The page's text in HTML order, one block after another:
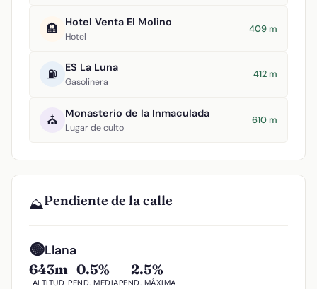
🏨 Hotel Venta El Molino
Hotel
409 m
⛽ ES La Luna
Gasolinera
412 m
⛪ Monasterio de la Inmaculada
Lugar de culto
610 m
⛰️Pendiente de la calle
🟢Llana
643m
ALTITUD
0.5%
PEND. MEDIA
2.5%
PEND. MÁXIMA